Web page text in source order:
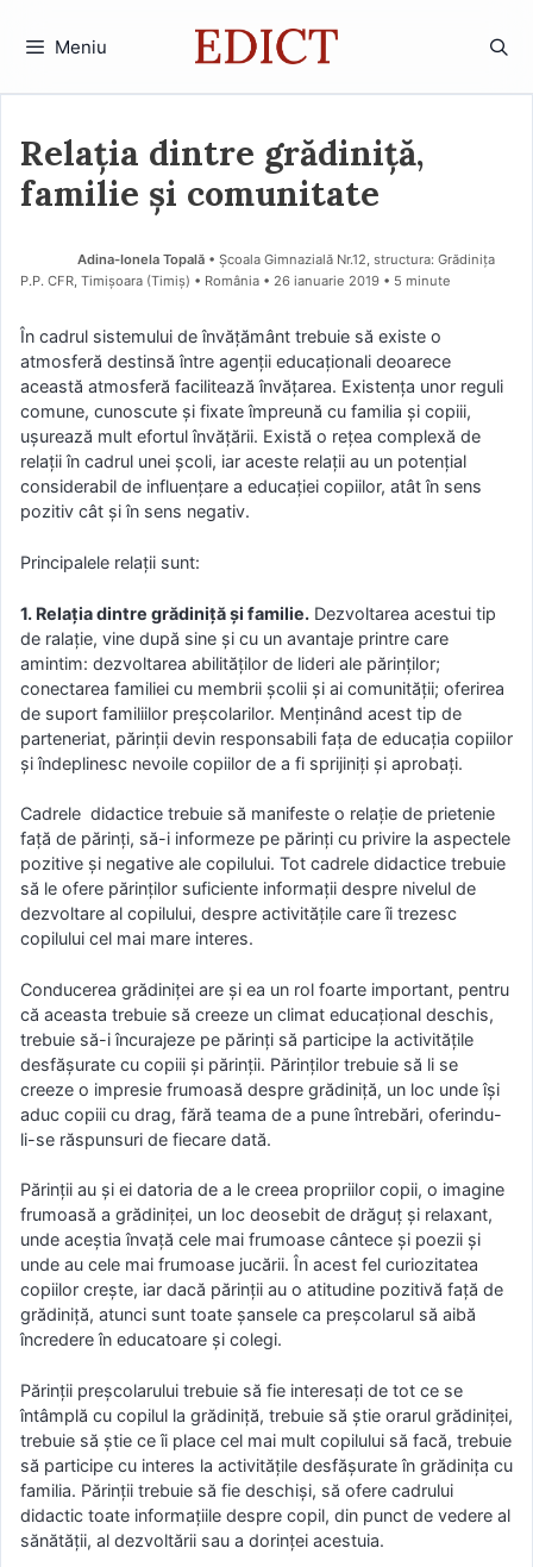
Meniu
Relația dintre grădiniță,
familie și comunitate
Adina-Ionela Topală • Școala Gimnazială Nr.12, structura: Grădinița
P.P. CFR, Timișoara (Timiş) • România
26 ianuarie 2019 • 5 minute
În cadrul sistemului de învățământ trebuie să existe o
atmosferă destinsă între agenţii educaţionali deoarece
această atmosferă facilitează învăţarea. Existența unor reguli
comune, cunoscute şi fixate împreună cu familia și copiii,
ușurează mult efortul învăţării. Există o reţea complexă de
relaţii în cadrul unei şcoli, iar aceste relaţii au un potenţial
considerabil de influenţare a educaţiei copiilor, atât în sens
pozitiv cât şi în sens negativ.
Principalele relații sunt:
1. Relația dintre grădiniță și familie. Dezvoltarea acestui tip
de ralație, vine după sine și cu un avantaje printre care
amintim: dezvoltarea abilităților de lideri ale părinților;
conectarea familiei cu membrii școlii și ai comunității; oferirea
de suport familiilor preșcolarilor. Menținând acest tip de
parteneriat, părinții devin responsabili fața de educația copiilor
și îndeplinesc nevoile copiilor de a fi sprijiniți și aprobați.
Cadrele didactice trebuie să manifeste o relație de prietenie
față de părinți, să-i informeze pe părinți cu privire la aspectele
pozitive și negative ale copilului. Tot cadrele didactice trebuie
să le ofere părinților suficiente informații despre nivelul de
dezvoltare al copilului, despre activitățile care îi trezesc
copilului cel mai mare interes.
Conducerea grădiniței are și ea un rol foarte important, pentru
că aceasta trebuie să creeze un climat educațional deschis,
trebuie să-i încurajeze pe părinți să participe la activitățile
desfășurate cu copiii și părinții. Părinților trebuie să li se
creeze o impresie frumoasă despre grădiniță, un loc unde își
aduc copiii cu drag, fără teama de a pune întrebări, oferindu-
li-se răspunsuri de fiecare dată.
Părinții au și ei datoria de a le creea propriilor copii, o imagine
frumoasă a grădiniței, un loc deosebit de drăguț și relaxant,
unde aceștia învață cele mai frumoase cântece și poezii și
unde au cele mai frumoase jucării. În acest fel curiozitatea
copiilor crește, iar dacă părinții au o atitudine pozitivă față de
grădiniță, atunci sunt toate șansele ca preșcolarul să aibă
încredere în educatoare și colegi.
Părinții preșcolarului trebuie să fie interesați de tot ce se
întâmplă cu copilul la grădiniță, trebuie să știe orarul grădiniței,
trebuie să știe ce îi place cel mai mult copilului să facă, trebuie
să participe cu interes la activitățile desfășurate în grădinița cu
familia. Părinții trebuie să fie deschiși, să ofere cadrului
didactic toate informațiile despre copil, din punct de vedere al
sănătății, al dezvoltării sau a dorinței acestuia.